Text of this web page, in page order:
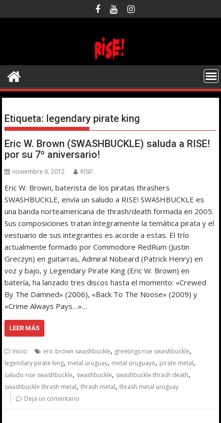
al
Etiqueta: legendary pirate king
Eric W. Brown (SWASHBUCKLE) saluda a RISE!
por su 7º aniversario!
noviembre 6, 2012 RISE!
Eric W. Brown, baterista de los piratas thrashers
SWASHBUCKLE, envía un saludo a RISE! SWASHBUCKLE es
una banda norteamericana de thrash/death formada en 2005.
Sus composiciones tratan íntegramente la temática pirata y el
vestuario de sus integrantes es acorde a estas. El trío
actualmente formado por Commodore RedRum (Justin
Greczyn) en guitarras, Admiral Nobeard (Patrick Henry) en
voz y bajo, y Legendary Pirate King (Eric W. Brown) en
batería, ha lanzado tres discos hasta el momento: «Crewed
By The Damned» (2006), «Back To The Noose» (2009) y
«Crime Always Pays…»…
LEER MÁS
Inicio eric brown swashbuckle, greetings rise swashbuckle,
legendary pirate king, metal uruguay, metal uruguayo, pirate metal,
saludo rise swashbuckle, swashbuckle, swashbuckle thrash death,
swashbuckle thrash metal,thrash metal,thrash metal uruguay
Deja un comentario